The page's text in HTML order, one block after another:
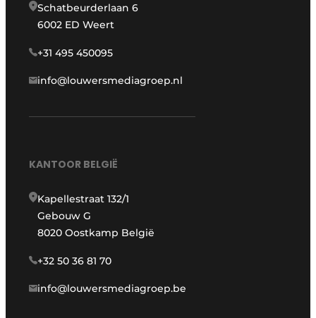
Schatbeurderlaan 6
6002 ED Weert
+31 495 450095
info@louwersmediagroep.nl
KANTOOR BELGIË
Kapellestraat 132/1
Gebouw G
8020 Oostkamp België
+32 50 36 81 70
info@louwersmediagroep.be